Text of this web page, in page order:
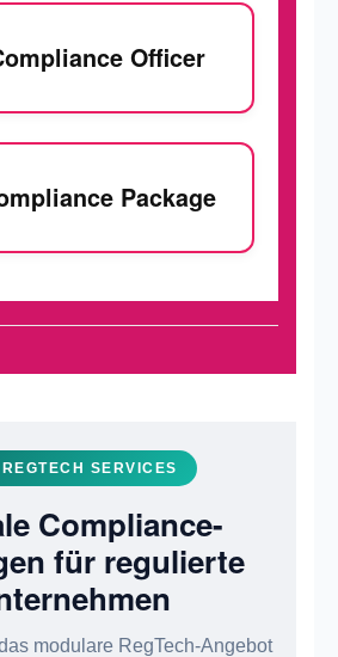
Officer
Package
SERVICES
Compliance-
für regulierte
modulare RegTech-Angebot